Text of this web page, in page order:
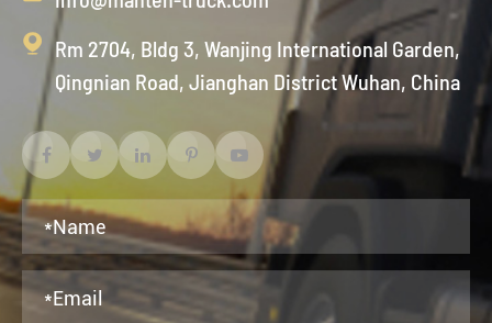

Rm 2704, Bldg 3, Wanjing International Garden,
Qingnian Road, Jianghan District Wuhan, China